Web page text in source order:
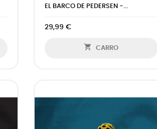
EL BARCO DE PEDERSEN -...
29,99 €
 CARRO